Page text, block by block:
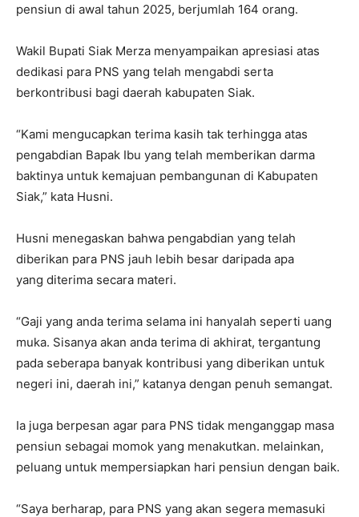
pensiun di awal tahun 2025, berjumlah 164 orang.
Wakil Bupati Siak Merza menyampaikan apresiasi atas
dedikasi para PNS yang telah mengabdi serta
berkontribusi bagi daerah kabupaten Siak.
“Kami mengucapkan terima kasih tak terhingga atas
pengabdian Bapak Ibu yang telah memberikan darma
baktinya untuk kemajuan pembangunan di Kabupaten
Siak,” kata Husni.
Husni menegaskan bahwa pengabdian yang telah
diberikan para PNS jauh lebih besar daripada apa
yang diterima secara materi.
“Gaji yang anda terima selama ini hanyalah seperti uang
muka. Sisanya akan anda terima di akhirat, tergantung
pada seberapa banyak kontribusi yang diberikan untuk
negeri ini, daerah ini,” katanya dengan penuh semangat.
Ia juga berpesan agar para PNS tidak menganggap masa
pensiun sebagai momok yang menakutkan. melainkan,
peluang untuk mempersiapkan hari pensiun dengan baik.
“Saya berharap, para PNS yang akan segera memasuki